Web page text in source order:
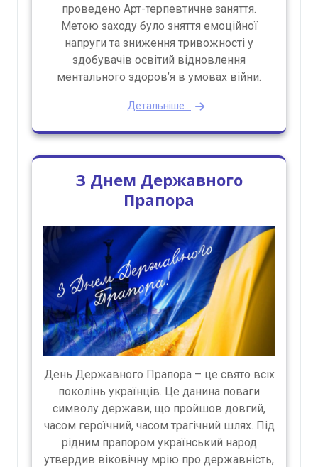
проведено Арт-терпевтичне заняття.
Метою заходу було зняття емоційної
напруги та зниження тривожності у
здобувачів освітий відновлення
ментального здоров’я в умовах війни.
Детальніше...
З Днем Державного
Прапора
День Державного Прапора – це свято всіх
поколінь українців. Це данина поваги
символу держави, що пройшов довгий,
часом героїчний, часом трагічний шлях. Під
рідним прапором український народ
утвердив віковічну мрію про державність,